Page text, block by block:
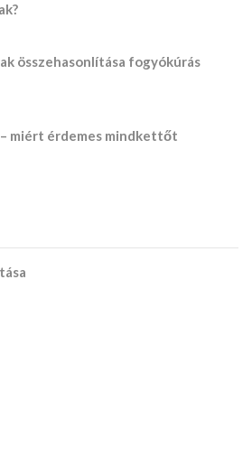
összehasonlítása fogyókúrás
miért érdemes mindkettőt